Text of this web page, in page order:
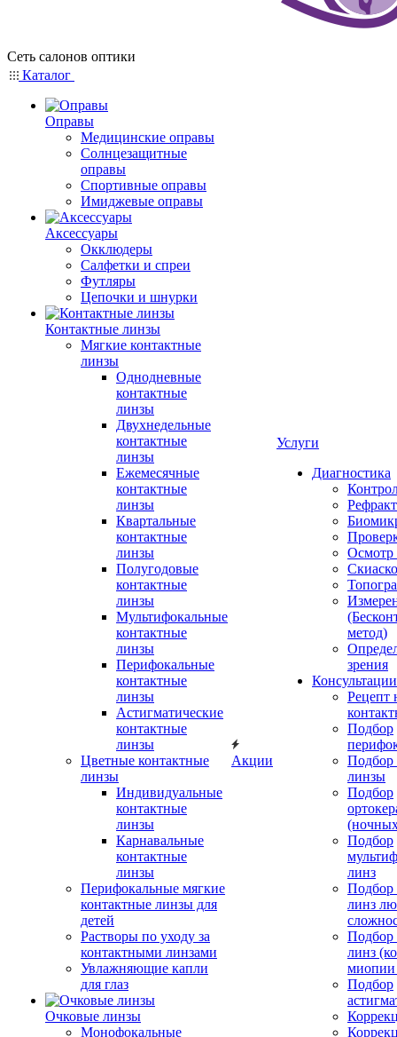
Сеть салонов оптики
Каталог
Оправы
Медицинские оправы
Солнцезащитные
оправы
Спортивные оправы
Имиджевые оправы
Аксессуары
Окклюдеры
Салфетки и спреи
Футляры
Цепочки и шнурки
Контактные линзы
Мягкие контактные
линзы
Однодневные
контактные
линзы
Двухнедельные
контактные
линзы
Ежемесячные
контактные
линзы
Квартальные
контактные
линзы
Полугодовые
контактные
линзы
Мультифокальные
контактные
линзы
Перифокальные
контактные
линзы
Астигматические
контактные
линзы
Цветные контактные
линзы
Индивидуальные
контактные
линзы
Карнавальные
контактные
линзы
Перифокальные мягкие
контактные линзы для
детей
Растворы по уходу за
контактными линзами
Увлажняющие капли
для глаз
Очковые линзы
Монофокальные
Акции
Услуги
Диагностика
Осмотр
метод)
зрения
Рецепт
Подбор
Подбор
линзы
Подбор
Подбор
линз
Подбор
линз
Подбор
линз
миопии
Подбор